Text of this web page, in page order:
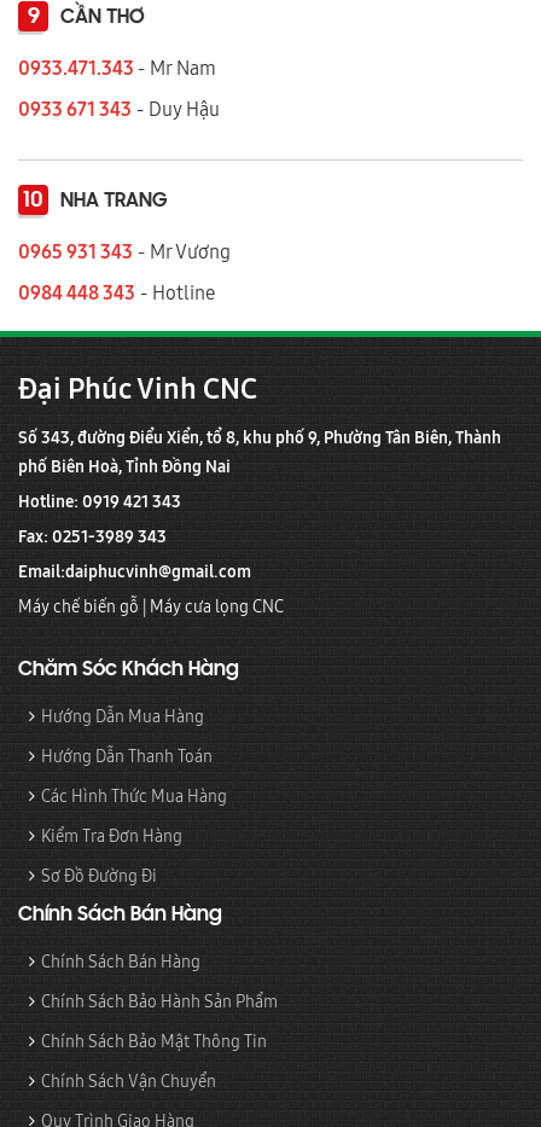
9 CẦN THƠ
0933.471.343 - Mr Nam
0933 671 343 - Duy Hậu
10 NHA TRANG
0965 931 343 - Mr Vương
0984 448 343 - Hotline
Đại Phúc Vinh CNC
Số 343, đường Điểu Xiển, tổ 8, khu phố 9, Phường Tân Biên, Thành
phố Biên Hoà, Tỉnh Đồng Nai
Hotline: 0919 421 343
Fax: 0251-3989 343
Email:daiphucvinh@gmail.com
Máy chế biến gỗ | Máy cưa lọng CNC
Chăm Sóc Khách Hàng
Hướng Dẫn Mua Hàng
Hướng Dẫn Thanh Toán
Các Hình Thức Mua Hàng
Kiểm Tra Đơn Hàng
Sơ Đồ Đường Đi
Chính Sách Bán Hàng
Chính Sách Bán Hàng
Chính Sách Bảo Hành Sản Phẩm
Chính Sách Bảo Mật Thông Tin
Chính Sách Vận Chuyển
Quy Trình Giao Hàng